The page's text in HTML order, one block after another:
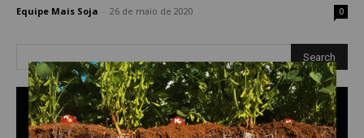
Equipe Mais Soja 26 de maio de 2020 0